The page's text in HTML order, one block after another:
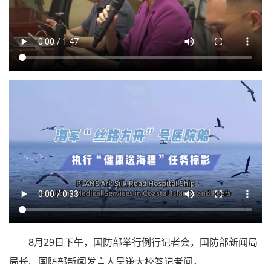
8月29日下午，国防部举行例行记者会，国防部新闻局